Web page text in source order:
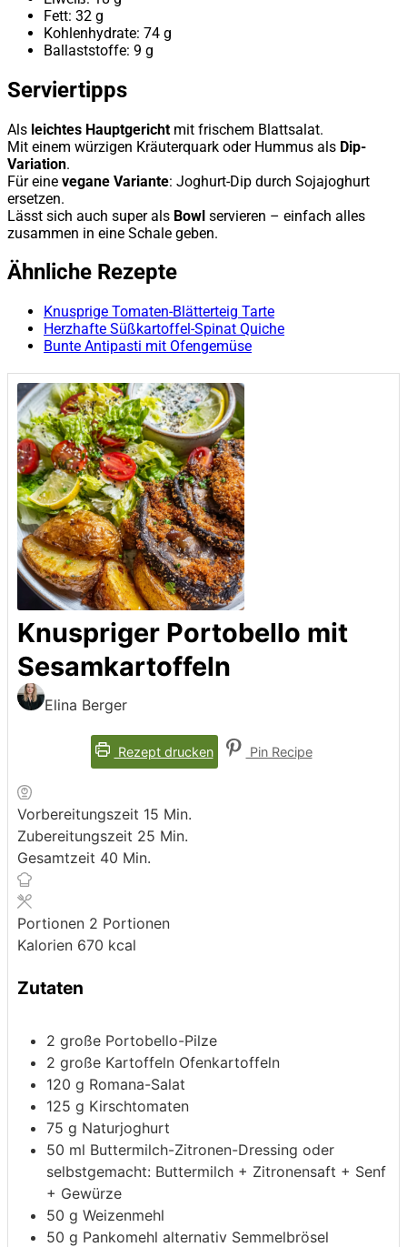
Fett: 32 g
Kohlenhydrate: 74 g
Ballaststoffe: 9 g
Serviertipps
Als leichtes Hauptgericht mit frischem Blattsalat.
Mit einem würzigen Kräuterquark oder Hummus als Dip-
Variation.
Für eine vegane Variante: Joghurt-Dip durch Sojajoghurt
ersetzen.
Lässt sich auch super als Bowl servieren – einfach alles
zusammen in eine Schale geben.
Ähnliche Rezepte
Knusprige Tomaten-Blätterteig Tarte
Herzhafte Süßkartoffel-Spinat Quiche
Bunte Antipasti mit Ofengemüse
Knuspriger Portobello mit
Sesamkartoffeln
Elina Berger
Rezept drucken Pin Recipe
Vorbereitungszeit 15 Minuten
Min.
Zubereitungszeit 25 Minuten
Min.
Gesamtzeit 40 Minuten
Min.
Portionen 2 Portionen
Kalorien 670 kcal
Zutaten
2 große Portobello-Pilze
2 große Kartoffeln Ofenkartoffeln
120 g Romana-Salat
125 g Kirschtomaten
75 g Naturjoghurt
50 ml Buttermilch-Zitronen-Dressing oder
selbstgemacht: Buttermilch + Zitronensaft + Senf
+ Gewürze
50 g Weizenmehl
50 g Pankomehl alternativ Semmelbrösel